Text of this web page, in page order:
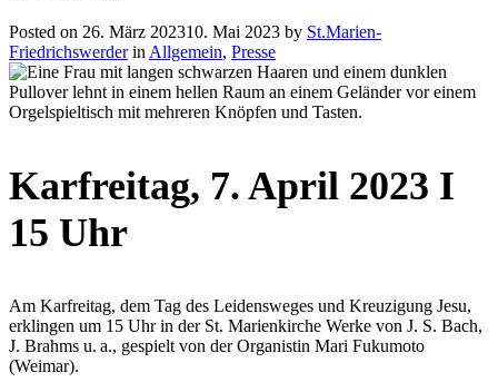
Posted on 26. März 202310. Mai 2023 by St.Marien-
Friedrichswerderin Allgemein, Presse
Karfreitag, 7. April 2023 I
15 Uhr
Am Karfreitag, dem Tag des Leidensweges und Kreuzigung Jesu,
erklingen um 15 Uhr in der St. Marienkirche Werke von J. S. Bach,
J. Brahms u. a., gespielt von der Organistin Mari Fukumoto
(Weimar).